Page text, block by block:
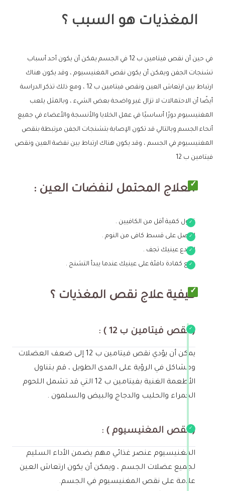
المغذيات هو السبب ؟
في حين أن نقص فيتامين ب 12 في الجسم يمكن أن يكون أحد أسباب
تشنجات الجفن ويمكن أن يكون نقص المغنيسيوم ، وقد يكون هناك
ارتباط بين ارتعاش العين ونقص فيتامين ب 12 ، ومع ذلك تذكر الدراسة
أيضًا أن الاحتمالات لا تزال غير واضحة بعض الشيء ، وبالمثل يلعب
المغنيسيوم دورًا أساسيًا في عمل الخلايا والأنسجة والأعضاء في جميع
أنحاء الجسم وبالتالي قد تكون الإصابة بتشنجات الجفن مرتبطة بنقص
المغنيسيوم في الجسم ، وقد يكون هناك ارتباط بين نفضة العين ونقص
فيتامين ب 12
العلاج المحتمل لنفضات العين :
تناول كمية أقل من الكافيين .
احصل على قسط كافى من النوم .
لا تدع عينيك تجف .
ضع كمادة دافئة على عينيك عندما يبدأ التشنج .
كيفية علاج نقص المغذيات ؟
( نقص فيتامين ب 12 ) :
يمكن أن يؤدي نقص فيتامين ب 12 إلى ضعف العضلات
ومشاكل في الرؤية على المدى الطويل ، قم بتناول
الأطعمة الغنية بفيتامين ب 12 التي قد تشمل اللحوم
الحمراء والحليب والدجاج والبيض والسلمون .
( نقص المغنيسيوم ) :
المغنيسيوم عنصر غذائي مهم يضمن الأداء السليم
لجميع عضلات الجسم ، ويمكن أن يكون ارتعاش العين
علامة على نقص المغنيسيوم في الجسم.